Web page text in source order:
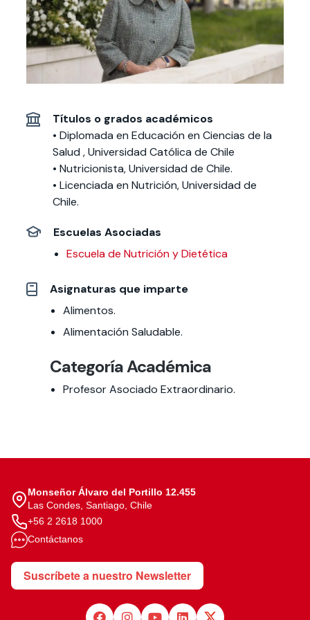
cursos
Especialidades y
estadías
interesar:
interesar:
2025
vinculación con la
sociedad
Extensión Cultural
intercambio
Servicios y apoyos
Te puede
Explora el campus
Noticias
Títulos o grados académicos
• Diplomada en Educación en Ciencias de la
Salud , Universidad Católica de Chile
• Nutricionista, Universidad de Chile.
• Licenciada en Nutrición, Universidad de
Chile.
Escuelas Asociadas
Escuela de Nutrición y Dietética
Asignaturas que imparte
Alimentos.
Alimentación Saludable.
Categoría Académica
Profesor Asociado Extraordinario.
Monseñor Álvaro del Portillo 12.455
Las Condes, Santiago, Chile
+56 2 2618 1000
Contáctanos
Suscríbete a nuestro Newsletter